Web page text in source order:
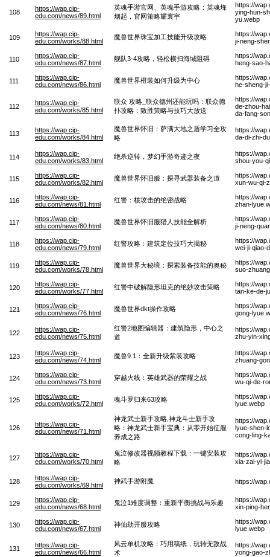
108
https://wap.cip-
edu.com/news/89.html
英魂手游官网、英魂手游攻略：英魂烽
烟起，官网策略耀寰宇
https://
ying-hun-
yu.webp
109
https://wap.cip-
edu.com/works/88.html
魔兽世界珠宝加工技能升级攻略
https://
ji-neng-
110
https://wap.cip-
edu.com/news/87.html
舰队3-4攻略，轻松横扫海域阻碍
https://
heng-sao-
111
https://wap.cip-
edu.com/news/86.html
魔兽世界橙装如何升级为中心
https://
he-sheng-
112
https://wap.cip-
edu.com/works/85.html
联众 攻略_联众德州还能玩吗：联众德
扑攻略：致胜策略与技巧大放送
https://
de-zhou-
da-fang-
113
https://wap.cip-
edu.com/works/84.html
魔兽世界怀旧：萨满大地之盾学习全攻
略
https://
da-di-zhi-
114
https://wap.cip-
edu.com/works/83.html
绝杀逆转，梦幻手游奇迹之夜
https://
shou-you-
115
https://wap.cip-
edu.com/works/82.html
魔兽世界怀旧服：探寻武器装备之道
https://
xun-wu-qi-
116
https://wap.cip-
edu.com/news/81.html
红警：核攻击的绝密战略
https://
zhan-
117
https://wap.cip-
edu.com/news/80.html
魔兽世界怀旧服猎人技能全解析
https://
ji-neng-
118
https://wap.cip-
edu.com/news/79.html
红警攻略：建筑定位技巧大揭秘
https://
wei-ji-qiao-
119
https://wap.cip-
edu.com/works/78.html
魔兽世界大秘境：探索装备技能的奥秘
https://
suo-
120
https://wap.cip-
edu.com/works/77.html
红警中破解隐形坦克的绝妙攻击策略
https://
tan-ke-de-
121
https://wap.cip-
edu.com/news/76.html
魔兽世界dkt操作攻略
https://
gong-
122
https://wap.cip-
edu.com/news/75.html
红警2地图编辑器：建筑隐形，中心之
道
https://
zhu-yin-
123
https://wap.cip-
edu.com/news/74.html
魔兽9.1：全新升级紫装攻略
https://
zhuang-
124
https://wap.cip-
edu.com/news/73.html
穿越火线：英雄武器的荣耀之战
https://
wu-qi-de-
125
https://wap.cip-
edu.com/works/72.html
魂斗罗归来63攻略
https://
lyue.webp
126
https://wap.cip-
edu.com/news/71.html
神龙武士新手攻略,神龙斗士新手攻
略：神龙武士新手宝典：从零开始征服
养成之路
https://
lyue-shen-
cong-ling-
127
https://wap.cip-
edu.com/works/70.html
鬼泣修改器视频教程下载：一键安装攻
略
https://
xia-zai-yi-
128
https://wap.cip-
edu.com/works/69.html
神武手游附魔 https://
129
https://wap.cip-
edu.com/news/68.html
鬼泣1难度调整：重新平衡挑战与乐趣
https://
xin-ping-
130
https://wap.cip-
edu.com/news/67.html
神仙劫开服攻略
https://
lyue.webp
131
https://wap.cip-
edu.com/news/66.html
风云单机攻略：巧用稿纸，玩转无敌战
术
https://
yong-gao-